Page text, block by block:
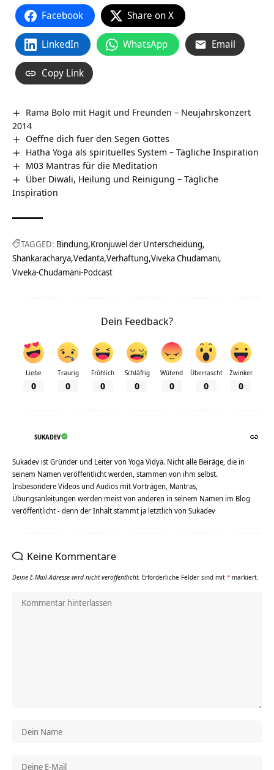
Facebook Share on X
LinkedIn WhatsApp Email
Copy Link
Rama Bolo mit Hagit und Freunden – Neujahrskonzert
2014
Oeffne dich fuer den Segen Gottes
Hatha Yoga als spirituelles System – Tägliche Inspiration
M03 Mantras für die Meditation
Über Diwali, Heilung und Reinigung – Tägliche
Inspiration
TAGGED: Bindung Kronjuwel der Unterscheidung
Shankaracharya Vedanta Verhaftung Viveka Chudamani
Viveka-Chudamani-Podcast
Dein Feedback?
Liebe
0
Traurig
0
Fröhlich
0
Schläfrig
0
Wütend
0
Überrascht
0
Zwinker
0
SUKADEV
Sukadev ist Gründer und Leiter von Yoga Vidya. Nicht alle Beiräge, die in
seinem Namen veröffentlicht werden, stammen von ihm selbst.
Insbesondere Videos und Audios mit Vorträgen, Mantras,
Übungsanleitungen werden meist von anderen in seinem Namen im Blog
veröffentlicht - denn der Inhalt stammt ja letztlich von Sukadev
Keine Kommentare
Deine E-Mail-Adresse wird nicht veröffentlicht. Erforderliche Felder sind mit * markiert.